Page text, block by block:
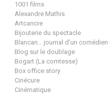
1001 films
Alexandre Mathis
Artcancre
Bijouterie du spectacle
Blancan… journal d'un comédien
Blog sur le doublage
Bogart (La comtesse)
Box office story
Cinécure
Cinématique